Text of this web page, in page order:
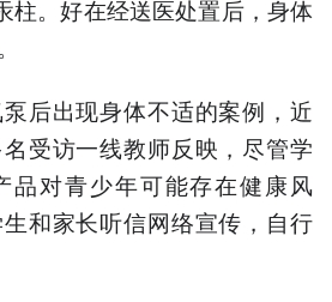
柱。好在经送医处置后，身体
后出现身体不适的案例，近
受访一线教师反映，尽管学
品对青少年可能存在健康风
和家长听信网络宣传，自行